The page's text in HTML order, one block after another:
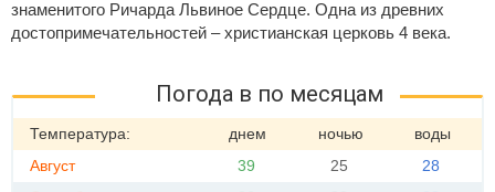
знаменитого Ричарда Львиное Сердце. Одна из древних
достопримечательностей – христианская церковь 4 века.
Погода в по месяцам
Температура: днем ночью
воды
Август
39 25
28